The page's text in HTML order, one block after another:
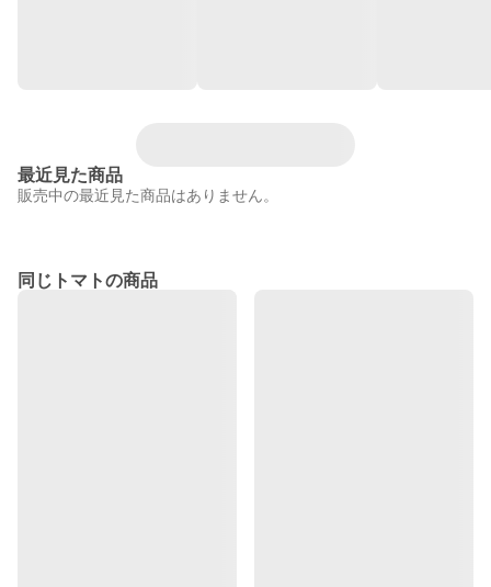
最近見た商品
販売中の最近見た商品はありません。
同じトマトの商品